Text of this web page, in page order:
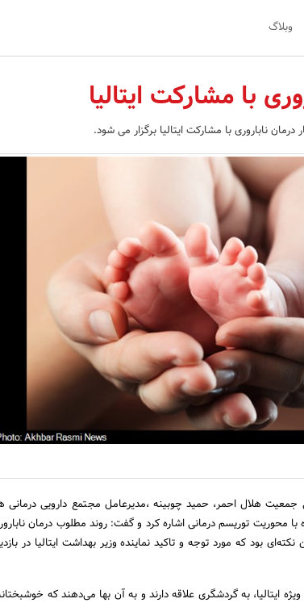
وبلاگ
با مشارکت ایتالیا
درمان ناباروری با مشارکت ایتالیا برگزار می شود.
هلال احمر، حمید چوبینه ،مدیرعامل مجتمع دارویی درمانی
با محوریت توریسم درمانی اشاره کرد و گفت: روند مطلوب درمان
بود که مورد توجه و تاکید نماینده وزیر بهداشت ایتالیا در
ایتالیا، به گردشگری علاقه دارند و به آن بها می‌دهند که